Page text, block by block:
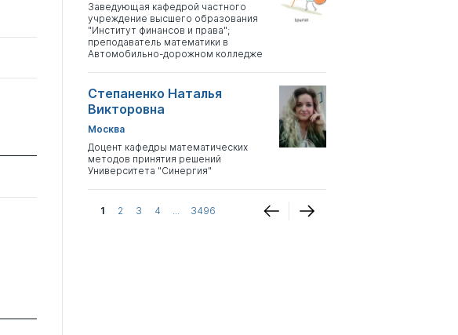
Заведующая кафедрой частного
учреждение высшего образования
"Институт финансов и права";
преподаватель математики в
Автомобильно-дорожном колледже
Степаненко Наталья
Викторовна
Москва
Доцент кафедры математических
методов принятия решений
Университета "Синергия"
1 2 3 4 ... 3496